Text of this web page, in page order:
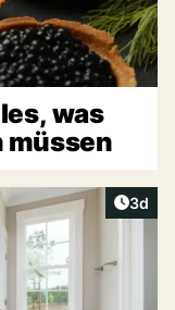
was
müssen
3d